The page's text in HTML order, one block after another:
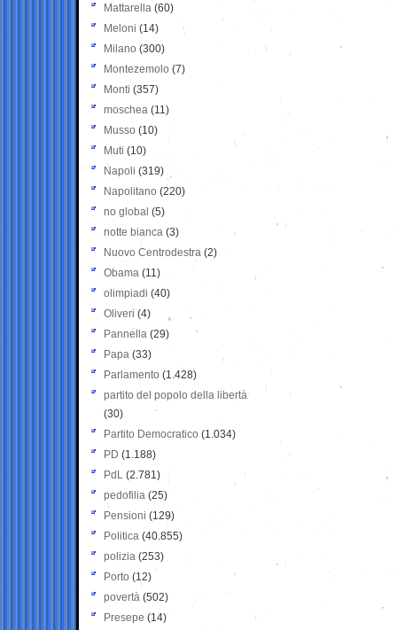
Mattarella (60)
Meloni (14)
Milano (300)
Montezemolo (7)
Monti (357)
moschea (11)
Musso (10)
Muti (10)
Napoli (319)
Napolitano (220)
no global (5)
notte bianca (3)
Nuovo Centrodestra (2)
Obama (11)
olimpiadi (40)
Oliveri (4)
Pannella (29)
Papa (33)
Parlamento (1.428)
partito del popolo della libertà
(30)
Partito Democratico (1.034)
PD (1.188)
PdL (2.781)
pedofilia (25)
Pensioni (129)
Politica (40.855)
polizia (253)
Porto (12)
povertà (502)
Presepe (14)